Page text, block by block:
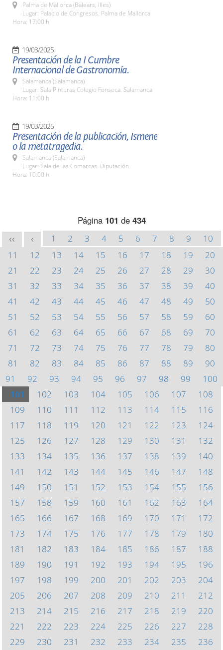
Palma de Mallorca (Balears, Illes)
Lugar: Palacio de Congresos. Palma de Mallorca
Hora: 17:00 h
19/03/2025
Presentación de la I Cumbre
Internacional de Gastronomía.
Salamanca (Salamanca)
Lugar: Sala Pinturas Colegio Fonseca. Salamanca
Hora: 11:00 h
19/03/2025
Presentación de la publicación, Ismene
o la metatragedia.
Salamanca (Salamanca)
Lugar: Sala de las Comarcas. Diputación
Hora: 10:00 h
Página 101 de 434
<< < 1 2 3 4 5 6 7 8 9
10
11
12 13 14 15 16 17 18 19
20
21
22 23 24 25 26 27 28 29
30
31
32 33 34 35 36 37 38 39
40
41
42 43 44 45 46 47 48 49
50
51
52 53 54 55 56 57 58 59
60
61
62 63 64 65 66 67 68 69
70
71
72 73 74 75 76 77 78 79
80
81
82 83 84 85 86 87 88 89
90
91
92 93 94 95 96 97 98 99
100
101
102 103 104 105 106 107
108
109
110 111 112 113 114 115
116
117
118 119 120 121 122 123
124
125
126 127 128 129 130 131
132
133
134 135 136 137 138 139
140
141
142 143 144 145 146 147
148
149
150 151 152 153 154 155
156
157
158 159 160 161 162 163
164
165
166 167 168 169 170 171
172
173
174 175 176 177 178 179
180
181
182 183 184 185 186 187
188
189
190 191 192 193 194 195
196
197
198 199 200 201 202 203
204
205
206 207 208 209 210 211
212
213
214 215 216 217 218 219
220
221
222 223 224 225 226 227
228
229
230 231 232 233 234 235
236